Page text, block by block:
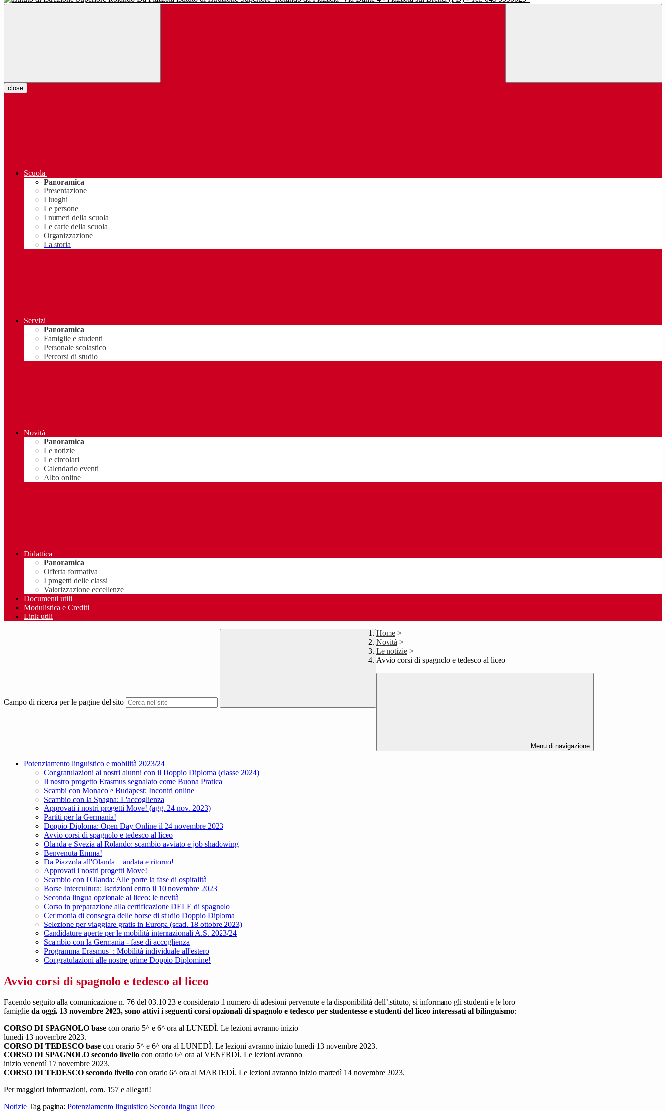
close
Scuola
Panoramica
Presentazione
I luoghi
Le persone
I numeri della scuola
Le carte della scuola
Organizzazione
La storia
Servizi
Panoramica
Famiglie e studenti
Personale scolastico
Percorsi di studio
Novità
Panoramica
Le notizie
Le circolari
Calendario eventi
Albo online
Didattica
Panoramica
Offerta formativa
I progetti delle classi
Valorizzazione eccellenze
Documenti utili
Modulistica e Crediti
Link utili
Campo di ricerca per le pagine del sito
Home >
Novità >
Le notizie >
Avvio corsi di spagnolo e tedesco al liceo
Menu di navigazione
Potenziamento linguistico e mobilità 2023/24
Congratulazioni ai nostri alunni con il Doppio Diploma (classe 2024)
Il nostro progetto Erasmus segnalato come Buona Pratica
Scambi con Monaco e Budapest: Incontri online
Scambio con la Spagna: L'accoglienza
Approvati i nostri progetti Move! (agg. 24 nov. 2023)
Partiti per la Germania!
Doppio Diploma: Open Day Online il 24 novembre 2023
Avvio corsi di spagnolo e tedesco al liceo
Olanda e Svezia al Rolando: scambio avviato e job shadowing
Benvenuta Emma!
Da Piazzola all'Olanda... andata e ritorno!
Approvati i nostri progetti Move!
Scambio con l'Olanda: Alle porte la fase di ospitalità
Borse Intercultura: Iscrizioni entro il 10 novembre 2023
Seconda lingua opzionale al liceo: le novità
Corso in preparazione alla certificazione DELE di spagnolo
Cerimonia di consegna delle borse di studio Doppio Diploma
Selezione per viaggiare gratis in Europa (scad. 18 ottobre 2023)
Candidature aperte per le mobilità internazionali A.S. 2023/24
Scambio con la Germania - fase di accoglienza
Programma Erasmus+: Mobilità individuale all'estero
Congratulazioni alle nostre prime Doppio Diplomine!
Avvio corsi di spagnolo e tedesco al liceo
Facendo seguito alla comunicazione n. 76 del 03.10.23 e considerato il numero di adesioni pervenute e la disponibilità dell’istituto, si informano gli studenti e le loro
famiglie da oggi, 13 novembre 2023, sono attivi i seguenti corsi opzionali di spagnolo e tedesco per studentesse e studenti del liceo interessati al bilinguismo:
CORSO DI SPAGNOLO base con orario 5^ e 6^ ora al LUNEDÌ. Le lezioni avranno inizio
lunedì 13 novembre 2023.
CORSO DI TEDESCO base con orario 5^ e 6^ ora al LUNEDÌ. Le lezioni avranno inizio lunedì 13 novembre 2023.
CORSO DI SPAGNOLO secondo livello con orario 6^ ora al VENERDÌ. Le lezioni avranno
inizio venerdì 17 novembre 2023.
CORSO DI TEDESCO secondo livello con orario 6^ ora al MARTEDÌ. Le lezioni avranno inizio martedì 14 novembre 2023.
Per maggiori informazioni, com. 157 e allegati!
Notizie Tag pagina: Potenziamento linguistico Seconda lingua liceo